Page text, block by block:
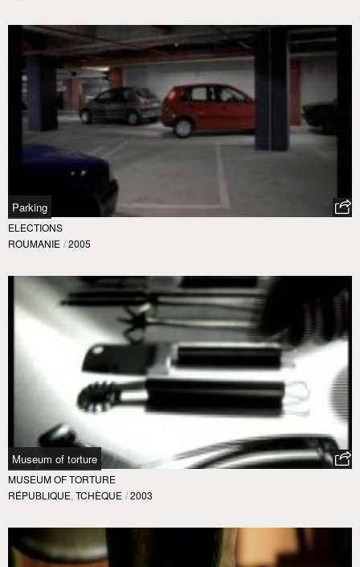
Parking
ELECTIONS
ROUMANIE / 2005
Museum of torture
MUSEUM OF TORTURE
RÉPUBLIQUE, TCHÈQUE / 2003